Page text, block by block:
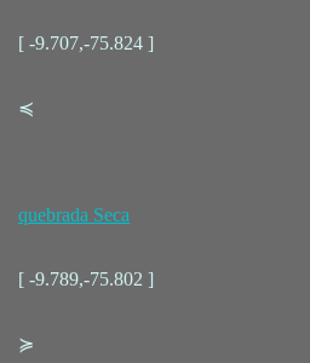
[ -9.707,-75.824 ]
≼
quebrada Seca
[ -9.789,-75.802 ]
≽